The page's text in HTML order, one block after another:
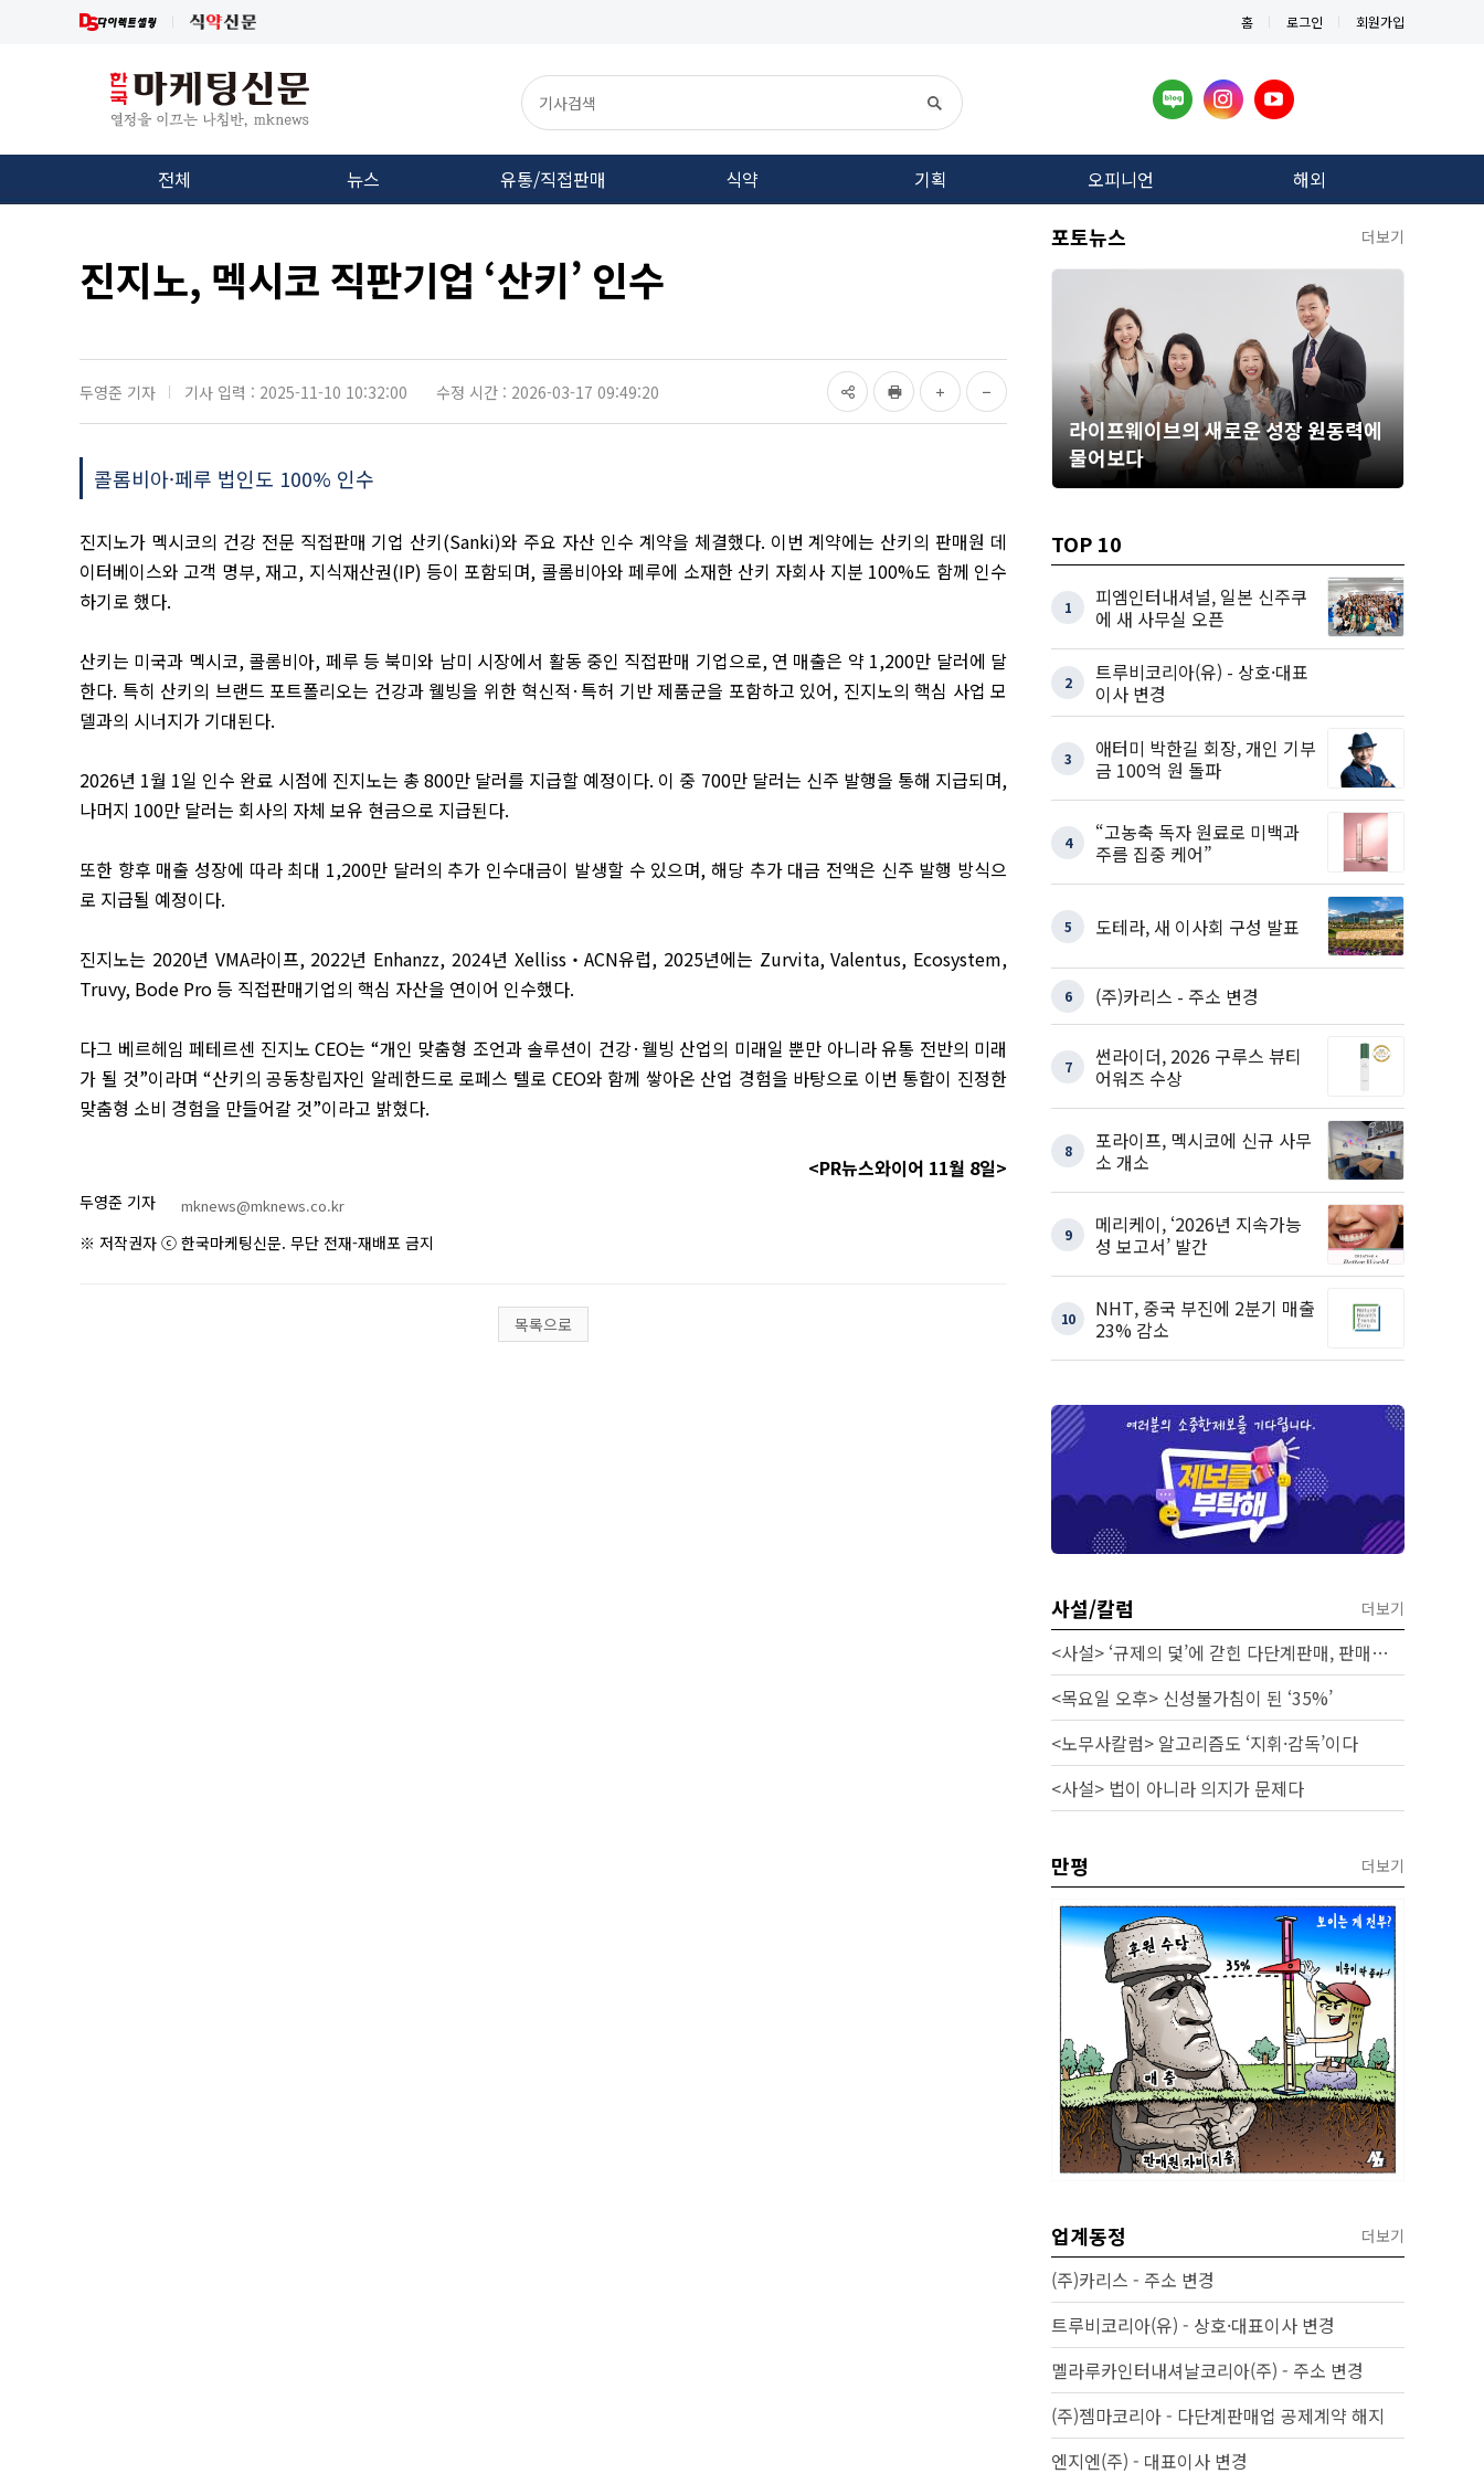
홈 로그인 회원가입
전체 뉴스 유통/직접판매 식약 기획 오피니언 해외
진지노, 멕시코 직판기업 ‘산키’ 인수
두영준 기자 기사 입력 : 2025-11-10 10:32:00 수정 시간 : 2026-03-17 09:49:20
콜롬비아·페루 법인도 100% 인수
진지노가 멕시코의 건강 전문 직접판매 기업 산키(Sanki)와 주요 자산 인수 계약을 체결했다. 이번 계약에는 산키의 판매원 데
이터베이스와 고객 명부,재고, 지식재산권(IP)등이 포함되며, 콜롬비아와 페루에 소재한 산키 자회사 지분 100%도 함께 인수
하기로 했다.
산키는 미국과 멕시코, 콜롬비아, 페루 등 북미와 남미 시장에서 활동 중인 직접판매 기업으로, 연 매출은 약 1,200만 달러에 달
한다. 특히 산키의 브랜드 포트폴리오는 건강과 웰빙을 위한 혁신적 ·특허 기반 제품군을 포함하고 있어, 진지노의 핵심 사업 모
델과의 시너지가 기대된다.
2026년 1월 1일 인수 완료 시점에 진지노는 총 800만 달러를 지급할 예정이다. 이 중 700만 달러는 신주 발행을 통해 지급되며,
나머지 100만 달러는 회사의 자체 보유 현금으로 지급된다.
또한 향후 매출 성장에 따라 최대 1,200만 달러의 추가 인수대금이 발생할 수 있으며, 해당 추가 대금 전액은 신주 발행 방식으
로 지급될 예정이다.
진지노는 2020년 VMA라이프, 2022년 Enhanzz, 2024년 Xelliss‧ ACN유럽, 2025년에는 Zurvita, Valentus, Ecosystem,
Truvy, Bode Pro등 직접판매기업의 핵심 자산을 연이어 인수했다.
다그 베르헤임 페테르센 진지노 CEO는 “개인 맞춤형 조언과 솔루션이 건강· 웰빙 산업의 미래일 뿐만 아니라 유통 전반의 미래
가 될 것”이라며 “산키의 공동창립자인 알레한드로 로페스 텔로 CEO와 함께 쌓아온 산업 경험을 바탕으로 이번 통합이 진정한
맞춤형 소비 경험을 만들어갈 것”이라고 밝혔다.
<PR뉴스와이어 11월 8일>
두영준 기자 mknews@mknews.co.kr
※ 저작권자 ⓒ 한국마케팅신문. 무단 전재-재배포 금지
목록으로
포토뉴스 더보기
라이프웨이브의 새로운 성장 원동력에
물어보다
TOP 10
1
피엠인터내셔널, 일본 신주쿠
에 새 사무실 오픈
2
트루비코리아(유) - 상호·대표
이사 변경
3
애터미 박한길 회장, 개인 기부
금 100억 원 돌파
4
“고농축 독자 원료로 미백과
주름 집중 케어”
5 도테라, 새 이사회 구성 발표
6 (주)카리스 - 주소 변경
7
썬라이더, 2026 구루스 뷰티
어워즈 수상
8
포라이프, 멕시코에 신규 사무
소 개소
9
메리케이, ‘2026년 지속가능
성 보고서’ 발간
10
NHT, 중국 부진에 2분기 매출
23% 감소
사설/칼럼 더보기
<사설> ‘규제의 덫’에 갇힌 다단계판매, 판매원 보호 시급하다
<목요일 오후> 신성불가침이 된 ‘35%’
<노무사칼럼> 알고리즘도 ‘지휘·감독’이다
<사설> 법이 아니라 의지가 문제다
만평 더보기
업계동정 더보기
(주)카리스 - 주소 변경
트루비코리아(유) - 상호·대표이사 변경
멜라루카인터내셔날코리아(주) - 주소 변경
(주)젬마코리아 - 다단계판매업 공제계약 해지
엔지엔(주) - 대표이사 변경